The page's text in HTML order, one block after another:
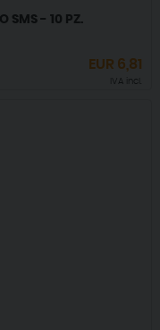
SMS - 10 PZ.
EUR 6,81
IVA incl.